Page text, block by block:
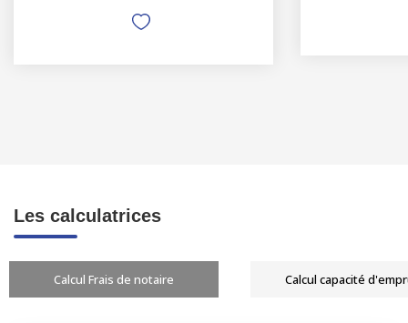
Les calculatrices
Calcul Frais de notaire Calcul capacité